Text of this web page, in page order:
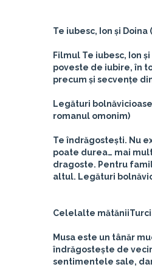
Te iubesc, Ion și Doina
Filmul Te iubesc, Ion
poveste de iubire, în
precum și secvențe
Legături bolnăvicioase
romanul omonim)
Te îndrăgostești. Nu
poate durea… mai
dragoste. Pentru
altul. Legături
Celelalte mătănii
Musa este un tânăr
îndrăgostește de
sentimentele sale,